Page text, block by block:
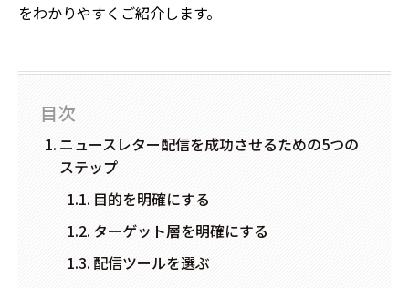
をわかりやすくご紹介します。
目次
ニュースレター配信を成功させるための5つの
ステップ
目的を明確にする
ターゲット層を明確にする
配信ツールを選ぶ